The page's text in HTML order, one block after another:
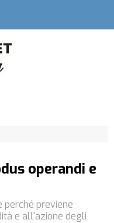
operandi e
perché previene
e all'azione degli